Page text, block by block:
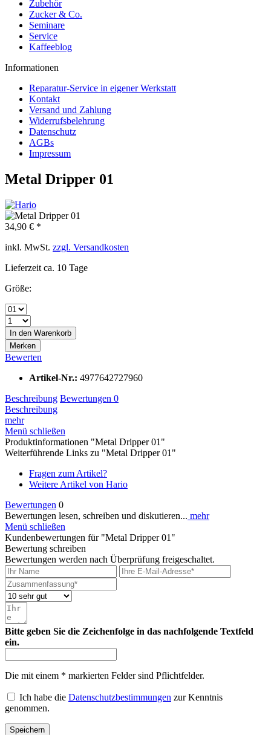
Zubehör
Zucker & Co.
Seminare
Service
Kaffeeblog
Informationen
Reparatur-Service in eigener Werkstatt
Kontakt
Versand und Zahlung
Widerrufsbelehrung
Datenschutz
AGBs
Impressum
Metal Dripper 01
34,90 € *
inkl. MwSt. zzgl. Versandkosten
Lieferzeit ca. 10 Tage
Größe:
In den Warenkorb
Merken
Bewerten
Artikel-Nr.: 4977642727960
Beschreibung Bewertungen 0
Beschreibung
mehr
Menü schließen
Produktinformationen "Metal Dripper 01"
Weiterführende Links zu "Metal Dripper 01"
Fragen zum Artikel?
Weitere Artikel von Hario
Bewertungen 0
Bewertungen lesen, schreiben und diskutieren... mehr
Menü schließen
Kundenbewertungen für "Metal Dripper 01"
Bewertung schreiben
Bewertungen werden nach Überprüfung freigeschaltet.
Bitte geben Sie die Zeichenfolge in das nachfolgende Textfeld
ein.
Die mit einem * markierten Felder sind Pflichtfelder.
Ich habe die Datenschutzbestimmungen zur Kenntnis
genommen.
Speichern